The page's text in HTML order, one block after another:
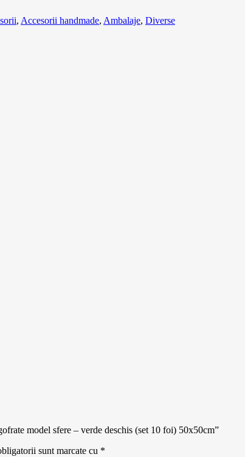
, Accesorii handmade, Ambalaje, Diverse
model sfere – verde deschis (set 10 foi) 50x50cm”
sunt marcate cu *